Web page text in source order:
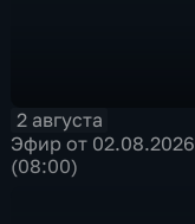
2 августа
Эфир от 02.08.2026
(08:00)